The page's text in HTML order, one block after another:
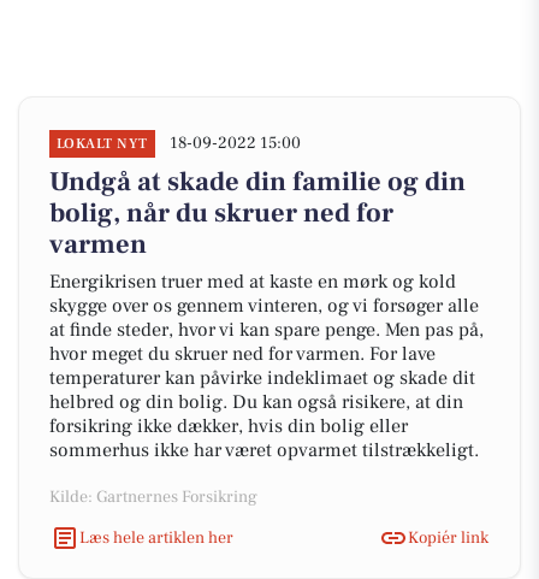
LOKALT NYT 18-09-2022 15:00
Undgå at skade din familie og din
bolig, når du skruer ned for
varmen
Energikrisen truer med at kaste en mørk og kold
skygge over os gennem vinteren, og vi forsøger alle
at finde steder, hvor vi kan spare penge. Men pas på,
hvor meget du skruer ned for varmen. For lave
temperaturer kan påvirke indeklimaet og skade dit
helbred og din bolig. Du kan også risikere, at din
forsikring ikke dækker, hvis din bolig eller
sommerhus ikke har været opvarmet tilstrækkeligt.
Kilde: Gartnernes Forsikring
Læs hele artiklen her
Kopiér link